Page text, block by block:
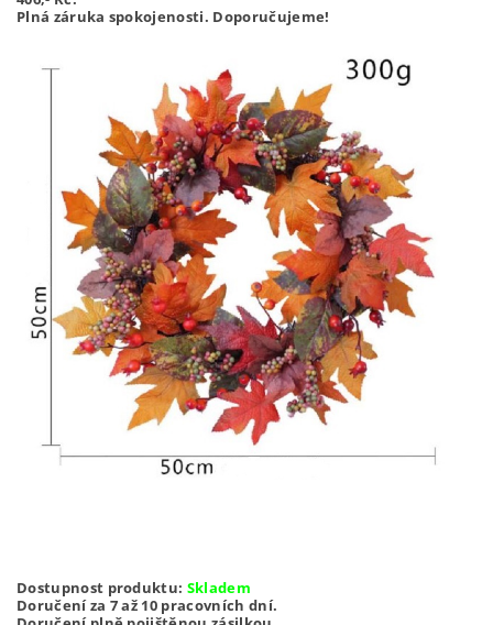
Plná záruka spokojenosti. Doporučujeme!
Dostupnost produktu: Skladem
Doručení za 7 až 10 pracovních dní.